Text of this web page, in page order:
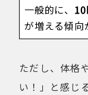
一般的に、
が増える傾向
ただし、体格
い！」と感じ